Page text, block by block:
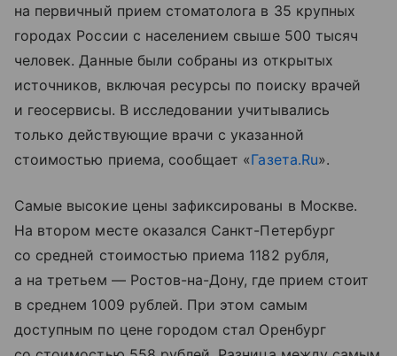
на первичный прием стоматолога в 35 крупных
городах России с населением свыше 500 тысяч
человек. Данные были собраны из открытых
источников, включая ресурсы по поиску врачей
и геосервисы. В исследовании учитывались
только действующие врачи с указанной
стоимостью приема, сообщает «Газета.Ru».
Самые высокие цены зафиксированы в Москве.
На втором месте оказался Санкт-Петербург
со средней стоимостью приема 1182 рубля,
а на третьем — Ростов-на-Дону, где прием стоит
в среднем 1009 рублей. При этом самым
доступным по цене городом стал Оренбург